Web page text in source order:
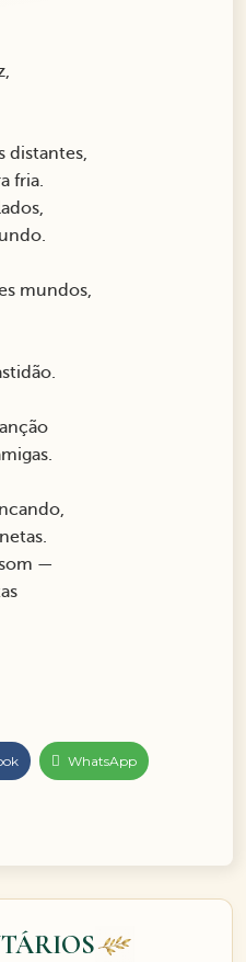
distantes,
fria.
mundos,
—
WhatsApp